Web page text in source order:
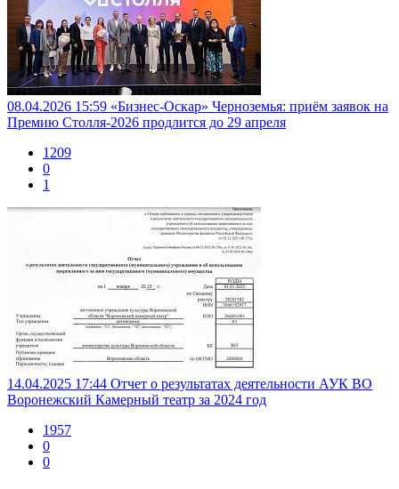
08.04.2026 15:59 «Бизнес-Оскар» Черноземья: приём заявок на
Премию Столля-2026 продлится до 29 апреля
1209
0
1
14.04.2025 17:44 Отчет о результатах деятельности АУК ВО
Воронежский Камерный театр за 2024 год
1957
0
0